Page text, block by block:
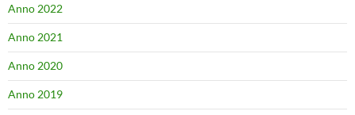
Anno 2022
Anno 2021
Anno 2020
Anno 2019